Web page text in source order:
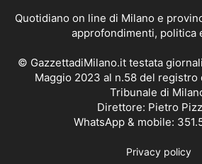
Quotidiano on line di Milano e
approfondimenti, politica
© GazzettadiMilano.it testata
Maggio 2023 al n.58 del registro
Tribunale di
Direttore: Pietro
WhatsApp & mobile:
Privacy policy